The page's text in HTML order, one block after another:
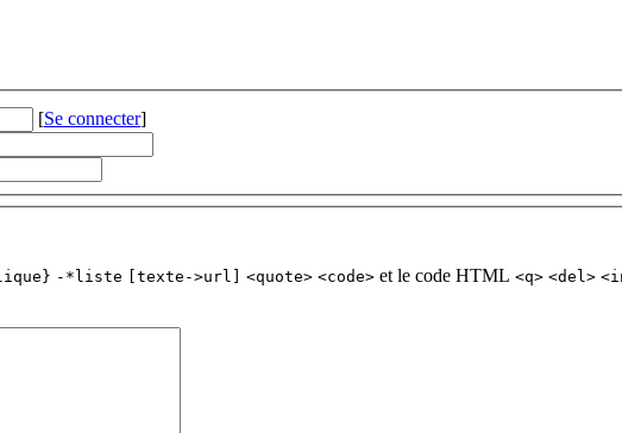
[Se connecter]
-*liste [texte->url] <quote> <code> et le code HTML <q> <del>